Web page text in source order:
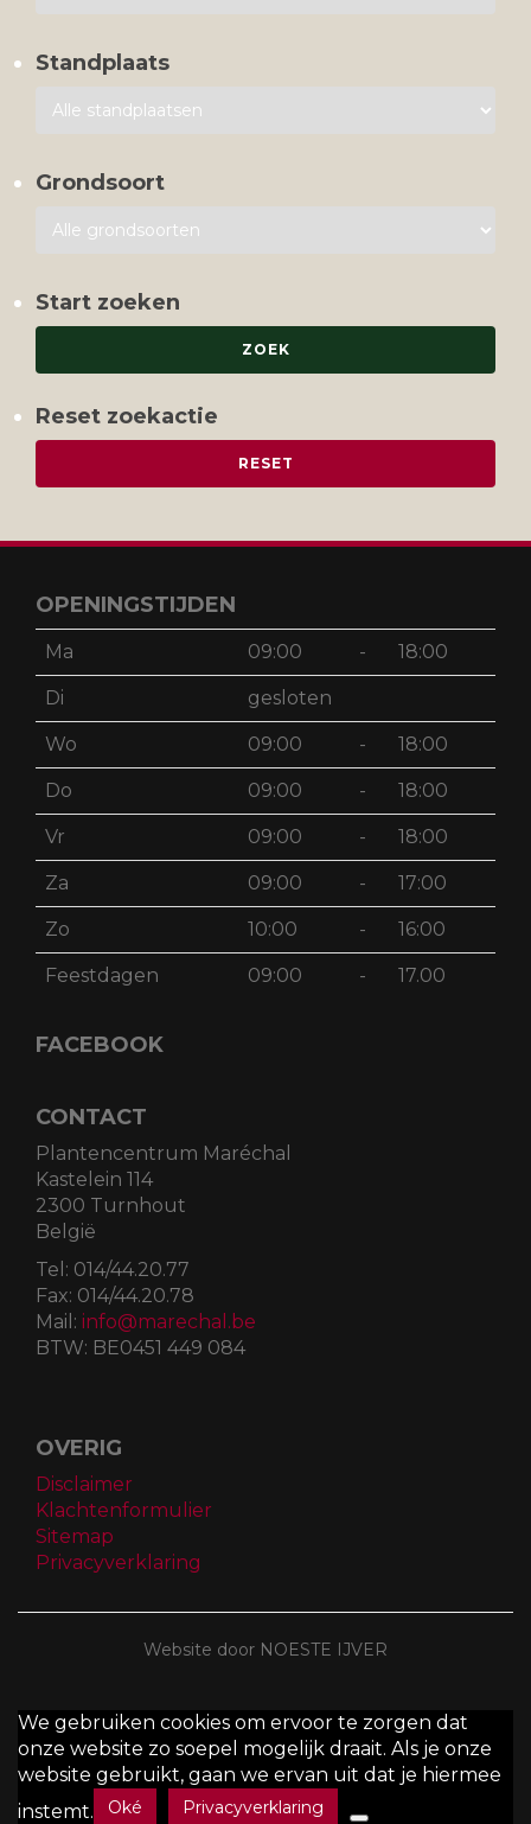
Standplaats
Grondsoort
Start zoeken
Reset zoekactie
OPENINGSTIJDEN
Ma 09:00 - 18:00
Di gesloten
Wo 09:00 - 18:00
Do 09:00 - 18:00
Vr 09:00 - 18:00
Za 09:00 - 17:00
Zo 10:00 - 16:00
Feestdagen 09:00 - 17.00
FACEBOOK
CONTACT
Plantencentrum Maréchal
Kastelein 114
2300 Turnhout
België
Tel: 014/44.20.77
Fax: 014/44.20.78
Mail: info@marechal.be
BTW: BE0451 449 084
OVERIG
Disclaimer
Klachtenformulier
Sitemap
Privacyverklaring
Website door NOESTE IJVER
We gebruiken cookies om ervoor te zorgen dat
onze website zo soepel mogelijk draait. Als je onze
website gebruikt, gaan we ervan uit dat je hiermee
instemt.
Oké Privacyverklaring